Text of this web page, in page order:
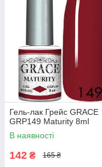
Гель-лак Грейс GRACE
GRP149 Maturity 8ml
В наявності
142 ₴ 165 ₴